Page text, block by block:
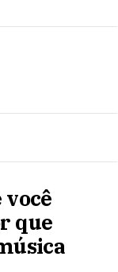
você
que